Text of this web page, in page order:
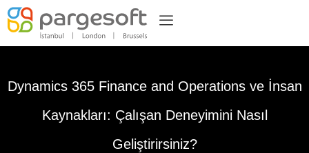
Dynamics 365 Finance and Operations ve İnsan
Kaynakları: Çalışan Deneyimini Nasıl
Geliştirirsiniz?